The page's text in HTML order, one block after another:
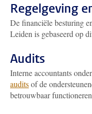
Regelgeving
De financiële besturing
Leiden is gebaseerd op
Audits
Interne accountants
auditsof de
betrouwbaar